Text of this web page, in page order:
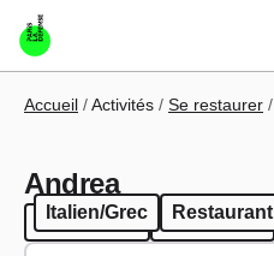
Aller au contenu principal
Fil d'Ariane
Accueil Activités Se restaurer
Andrea
Italien/Grec Restaurant
Italien/Grec Restaurant